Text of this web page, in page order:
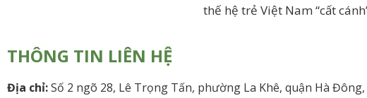
thế hệ trẻ Việt Nam “cất
THÔNG TIN LIÊN HỆ
Địa chỉ:Số 2 ngõ 28, Lê Trọng Tấn, phường La Khê, quận Hà Đông,